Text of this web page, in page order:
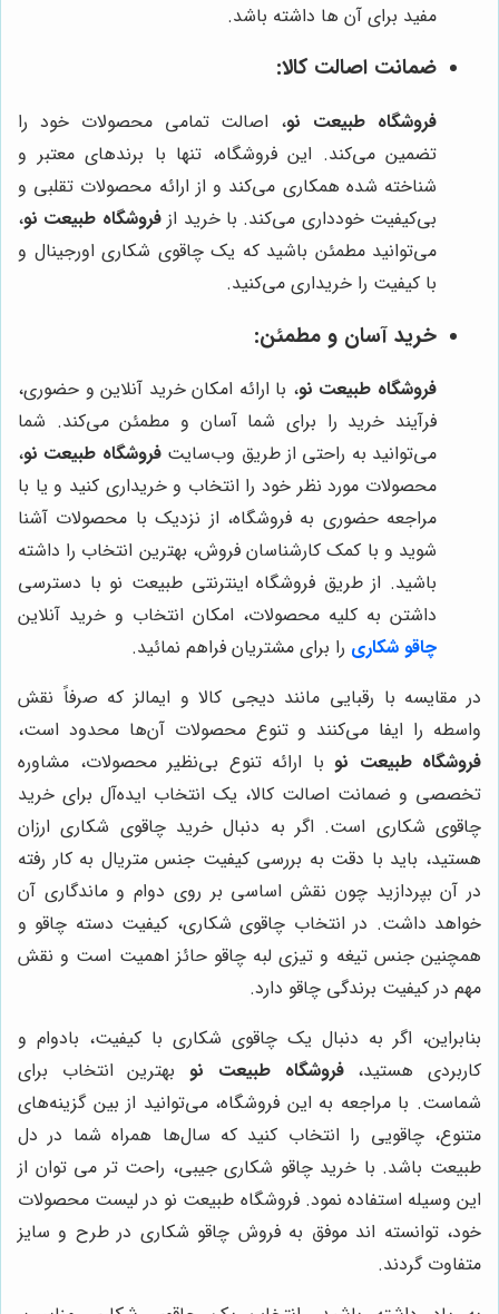
مفید برای آن ها داشته باشد.
ضمانت اصالت کالا:
فروشگاه طبیعت نو، اصالت تمامی محصولات خود را
تضمین می‌کند. این فروشگاه، تنها با برندهای معتبر و
شناخته شده همکاری می‌کند و از ارائه محصولات تقلبی و
بی‌کیفیت خودداری می‌کند. با خرید ازفروشگاه طبیعت نو،
می‌توانید مطمئن باشید که یک چاقوی شکاری اورجینال و
با کیفیت را خریداری می‌کنید.
خرید آسان و مطمئن:
فروشگاه طبیعت نو، با ارائه امکان خرید آنلاین و حضوری،
فرآیند خرید را برای شما آسان و مطمئن می‌کند. شما
می‌توانید به راحتی از طریق وب‌سایتفروشگاه طبیعت نو،
محصولات مورد نظر خود را انتخاب و خریداری کنید و یا با
مراجعه حضوری به فروشگاه، از نزدیک با محصولات آشنا
شوید و با کمک کارشناسان فروش، بهترین انتخاب را داشته
باشید. از طریق فروشگاه اینترنتی طبیعت نو با دسترسی
داشتن به کلیه محصولات، امکان انتخاب و خرید آنلاین
چاقو شکاری را برای مشتریان فراهم نمائید.
در مقایسه با رقبایی مانند دیجی کالا و ایمالز که صرفاً نقش
واسطه را ایفا می‌کنند و تنوع محصولات آن‌ها محدود است،
فروشگاه طبیعت نو با ارائه تنوع بی‌نظیر محصولات، مشاوره
تخصصی و ضمانت اصالت کالا، یک انتخاب ایده‌آل برای خرید
چاقوی شکاری است. اگر به دنبال خرید چاقوی شکاری ارزان
هستید، باید با دقت به بررسی کیفیت جنس متریال به کار رفته
در آن بپردازید چون نقش اساسی بر روی دوام و ماندگاری آن
خواهد داشت. در انتخاب چاقوی شکاری، کیفیت دسته چاقو و
همچنین جنس تیغه و تیزی لبه چاقو حائز اهمیت است و نقش
مهم در کیفیت برندگی چاقو دارد.
بنابراین، اگر به دنبال یک چاقوی شکاری با کیفیت، بادوام و
کاربردی هستید،فروشگاه طبیعت نوبهترین انتخاب برای
شماست. با مراجعه به این فروشگاه، می‌توانید از بین گزینه‌های
متنوع، چاقویی را انتخاب کنید که سال‌ها همراه شما در دل
طبیعت باشد. با خرید چاقو شکاری جیبی، راحت تر می توان از
این وسیله استفاده نمود. فروشگاه طبیعت نو در لیست محصولات
خود، توانسته اند موفق به فروش چاقو شکاری در طرح و سایز
متفاوت گردند.